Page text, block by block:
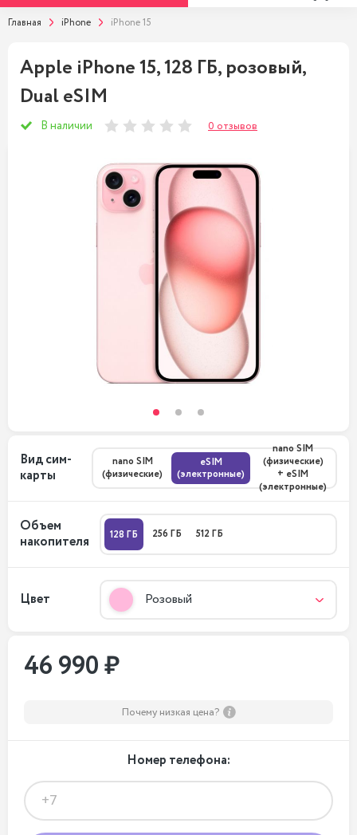
Главная iPhone iPhone 15
Apple iPhone 15, 128 ГБ, розовый,
Dual eSIM
В наличии 0 отзывов
Вид сим-
карты
nano SIM
(физические)
eSIM
(электронные)
nano SIM
(физические)
+ eSIM
(электронные)
Объем
накопителя
128 ГБ 256 ГБ 512 ГБ
Цвет Розовый
46 990 ₽
Почему низкая цена?
Номер телефона: